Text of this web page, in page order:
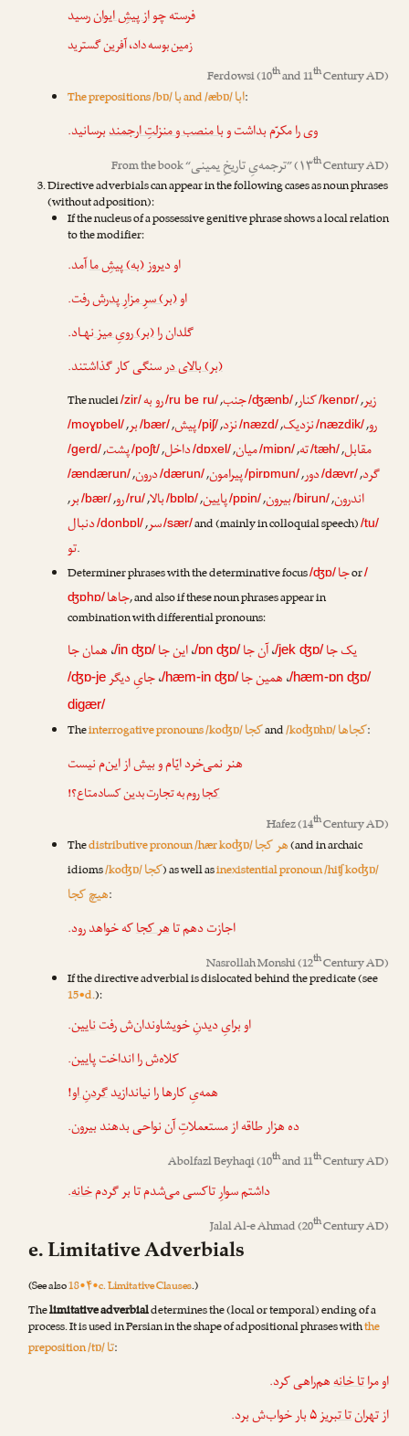
فرسته چواز پیشِ ایوانرسید
زمین بوسه داد، آفرین گسترید
Ferdowsi(10thand 11thCentury AD)
The prepositions /bɒ/باand /æbɒ/ابا:
وی را مکرّم بداشت وبا منصب و منزلتِ ارجمندبرسانید.
From the book “ترجمه‌یِ تاریخِ یمینی ” (۱۳thCentury AD)
Directive adverbials can appear in the following cases as noun phrases
(without adposition):
If the nucleus of a possessive genitive phrase shows a local relation
to the modifier:
او دیروز(به) پیشِ ماآمد.
او(بر) سرِ مزارِ پدرشرفت.
گلدان را(بر) رویِ میزنهـاد.
(بر) بالای درسنگی کار گذاشتند.
The nuclei/zir/ زیر,
/kenɒr/کنار,
/ʤænb/جنب,
/ru be ru/رو به
رو,
/næzdik/نزدیک,
/næzd/نزد,
/piʃ/پیش,
/bær/بر,
/moɣɒbel/
مقابل,
/tæh/ته,
/miɒn/میان,
/dɒxel/داخل,
/poʃt/پشت,
/gerd/
گرد,
/dævr/دور,
/pirɒmun/پیرامون,
/dærun/درون,
/ændærun/
اندرون,
/birun/بیرون,
/pɒin/پایین,
/bɒlɒ/بالا,
/ru/رو,
/bær/بر,
/sær/سر,
/donbɒl/دنبال and (mainly in colloquial speech)/tu/
تو.
Determiner phrases with the determinative focus/ʤɒ/جاor/
ʤɒhɒ/جاها, and also if these noun phrases appear in
combination with differential pronouns:
یک جا /jek ʤɒ/،آن جا /ɒn ʤɒ/،این جا /in ʤɒ/،همان جا
/hæm-ɒn ʤɒ/،همین جا /hæm-in ʤɒ/،جایِ دیگر/ʤɒ-je
digær/
Theinterrogative pronouns /koʤɒ/کجاand/koʤɒhɒ/کجاها:
هنر نمی‌خرد ایّام و بیش از این‌م نیست
کجاروم به تجارت بدین کساد‌متاع؟!
Hafez(14thCentury AD)
Thedistributive pronoun /hær koʤɒ/هر کجا(and in archaic
idioms/koʤɒ/کجا) as well asinexistential pronoun /hiʧ koʤɒ/
هیچ کجا:
اجازت دهم تاهر کجاکه خواهد رود.
Nasrollah Monshi(12thCentury AD)
If the directive adverbial is dislocated behind the predicate (see
15•d.):
او برایِ دیدنِ خویشاوندان‌ش رفتنایین.
کلاه‌ش را انداختپایین.
همه‌یِ کارها را نیاندازیدگردنِ او!
ده هزار طاقه از مستعملاتِ آن نواحی بدهندبیرون.
Abolfazl Beyhaqi(10thand 11thCentury AD)
داشتم سوارِ تاکسی می‌شدم تا بر گردمخانه.
Jalal Al-e Ahmad(20thCentury AD)
e. Limitative Adverbials
(See also18•۴•c. Limitative Clauses.)
Thelimitative adverbialdetermines the (local or temporal) ending of a
process. It is used in Persian in the shape of adpositional phrases withthe
preposition /tɒ/تا:
او مراتا خانههم‌راهی کرد.
از تهرانتا تبریز۵ بار خواب‌ش برد.